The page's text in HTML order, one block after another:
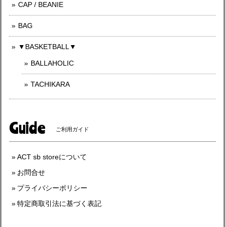
CAP / BEANIE
BAG
▼BASKETBALL▼
BALLAHOLIC
TACHIKARA
Guide ご利用ガイド
ACT sb storeについて
お問合せ
プライバシーポリシー
特定商取引法に基づく表記